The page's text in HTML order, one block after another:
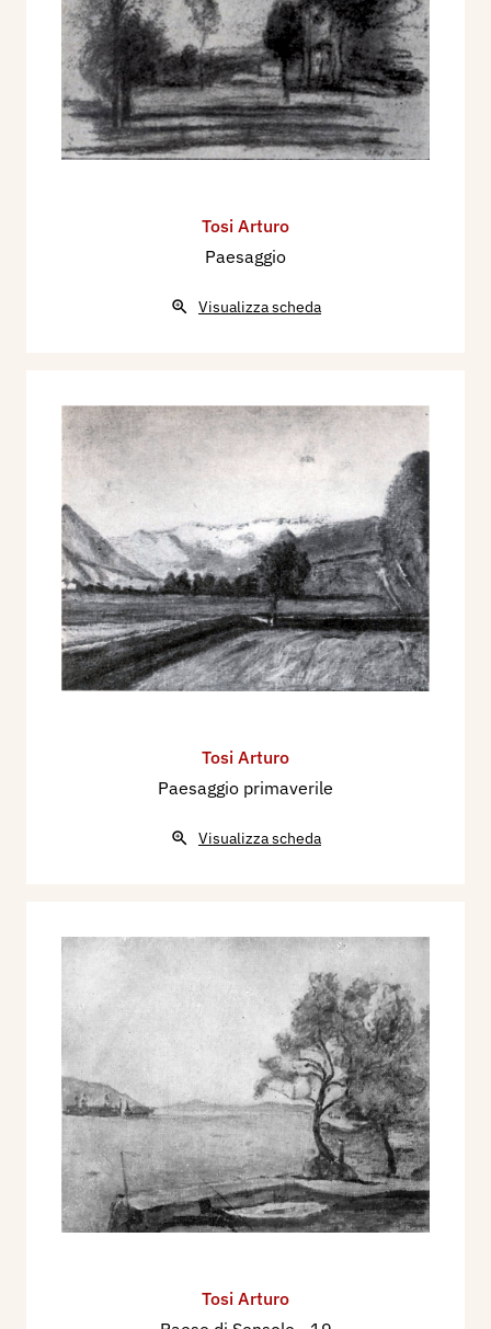
Tosi Arturo
Paesaggio
Visualizza scheda
Tosi Arturo
Paesaggio primaverile
Visualizza scheda
Tosi Arturo